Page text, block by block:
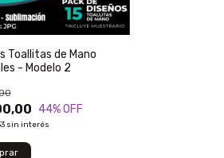
Toallitas de Mano
- Modelo 2
44% OFF
sin interés